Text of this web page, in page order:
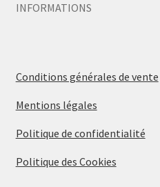
INFORMATIONS
Conditions générales de vente
Mentions légales
Politique de confidentialité
Politique des Cookies